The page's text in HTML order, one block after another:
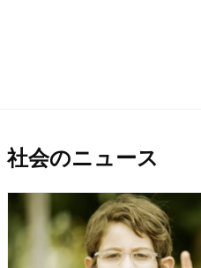
社会のニュース